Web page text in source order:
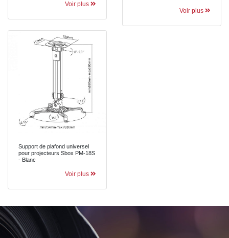
Voir plus
Voir plus
Support de plafond universel
pour projecteurs Sbox PM-18S
- Blanc
Voir plus